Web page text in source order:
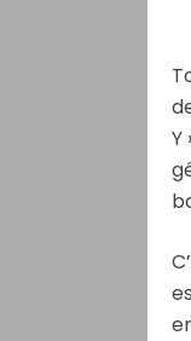
Y